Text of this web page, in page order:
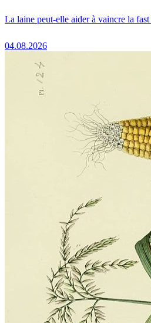
La laine peut-elle aider à vaincre la
04.08.2026